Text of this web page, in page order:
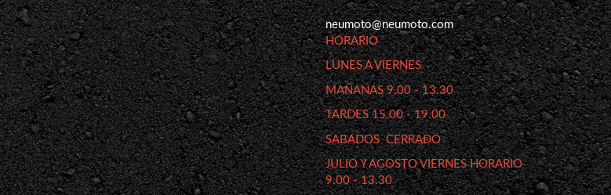
neumoto@neumoto.com
HORARIO
LUNES A VIERNES
MAÑANAS 9.00 - 13.30
TARDES 15.00 - 19.00
SABADOS CERRADO
JULIO Y AGOSTO VIERNES HORARIO
9.00 - 13.30